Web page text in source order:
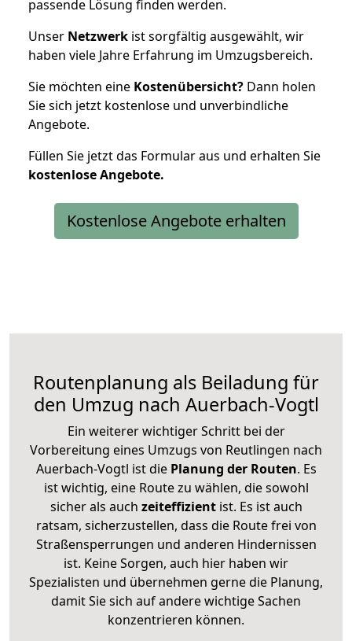
passende Lösung finden werden.
Unser Netzwerk ist sorgfältig ausgewählt, wir
haben viele Jahre Erfahrung im Umzugsbereich.
Sie möchten eine Kostenübersicht? Dann holen
Sie sich jetzt kostenlose und unverbindliche
Angebote.
Füllen Sie jetzt das Formular aus und erhalten Sie
kostenloseAngebote.
Kostenlose Angebote erhalten
Routenplanung als Beiladung für
den Umzug nach Auerbach-Vogtl
Ein weiterer wichtiger Schritt bei der
Vorbereitung eines Umzugs von Reutlingen nach
Auerbach-Vogtl ist diePlanung der Routen. Es
ist wichtig, eine Route zu wählen, die sowohl
sicher als auch zeiteffizientist. Es ist auch
ratsam, sicherzustellen, dass die Route frei von
Straßensperrungen und anderen Hindernissen
ist. Keine Sorgen, auch hier haben wir
Spezialisten und übernehmen gerne die Planung,
damit Sie sich auf andere wichtige Sachen
konzentrieren können.